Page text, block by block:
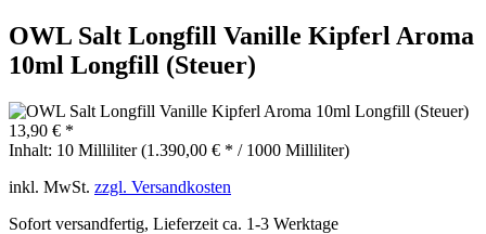
OWL Salt Longfill Vanille Kipferl Aroma
10ml Longfill (Steuer)
13,90 € *
Inhalt: 10 Milliliter (1.390,00 € * / 1000 Milliliter)
inkl. MwSt. zzgl. Versandkosten
Sofort versandfertig, Lieferzeit ca. 1-3 Werktage